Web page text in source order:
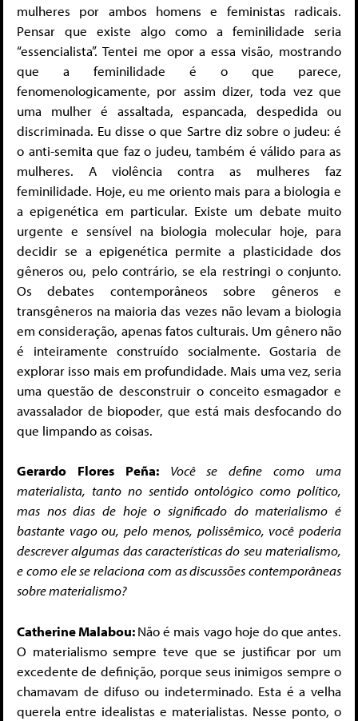
mulheres por ambos homens e feministas radicais.
Pensar que existe algo como a feminilidade seria
“essencialista”. Tentei me opor a essa visão, mostrando
que a feminilidade é o que parece,
fenomenologicamente, por assim dizer, toda vez que
uma mulher é assaltada, espancada, despedida ou
discriminada. Eu disse o que Sartre diz sobre o judeu: é
o anti-semita que faz o judeu, também é válido para as
mulheres. A violência contra as mulheres faz
feminilidade. Hoje, eu me oriento mais para a biologia e
a epigenética em particular. Existe um debate muito
urgente e sensível na biologia molecular hoje, para
decidir se a epigenética permite a plasticidade dos
gêneros ou, pelo contrário, se ela restringi o conjunto.
Os debates contemporâneos sobre gêneros e
transgêneros na maioria das vezes não levam a biologia
em consideração, apenas fatos culturais. Um gênero não
é inteiramente construído socialmente. Gostaria de
explorar isso mais em profundidade. Mais uma vez, seria
uma questão de desconstruir o conceito esmagador e
avassalador de biopoder, que está mais desfocando do
que limpando as coisas.
Gerardo Flores Peña: Você se define como uma
materialista, tanto no sentido ontológico como político,
mas nos dias de hoje o significado do materialismo é
bastante vago ou, pelo menos, polissêmico, você poderia
descrever algumas das características do seu materialismo,
e como ele se relaciona com as discussões contemporâneas
sobre materialismo?
Catherine Malabou:Não é mais vago hoje do que antes.
O materialismo sempre teve que se justificar por um
excedente de definição, porque seus inimigos sempre o
chamavam de difuso ou indeterminado. Esta é a velha
querela entre idealistas e materialistas. Nesse ponto, o